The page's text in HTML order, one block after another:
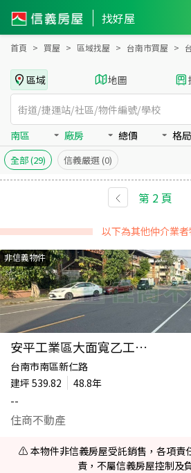
找好屋
台南市南區買房：廠
首頁 買屋 區域找屋 台南市買屋
區域 地圖
南區 廠房 總價 格局
全部(29) 信義嚴選 (0)
第 2頁
以下為其他仲介業者
非信義物件
安平工業區大面寬乙工廠房
台南市南區新仁路
建坪 539.82
48.8年
--
住商不動產
⚠️ 本物件非信義房屋受託銷售，各項責
責，不屬信義房屋控制及